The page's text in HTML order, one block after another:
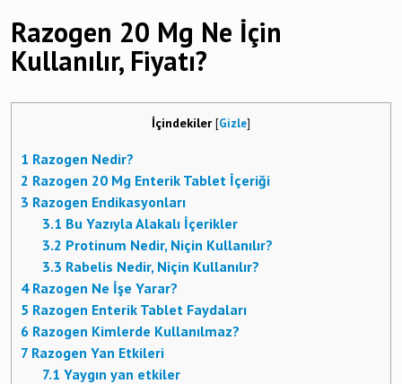
Razogen 20 Mg Ne İçin
Kullanılır, Fiyatı?
İçindekiler [Gizle]
1 Razogen Nedir?
2 Razogen 20 Mg Enterik Tablet İçeriği
3 Razogen Endikasyonları
3.1 Bu Yazıyla Alakalı İçerikler
3.2 Protinum Nedir, Niçin Kullanılır?
3.3 Rabelis Nedir, Niçin Kullanılır?
4Razogen Ne İşe Yarar?
5 Razogen Enterik Tablet Faydaları
6 Razogen Kimlerde Kullanılmaz?
7 Razogen Yan Etkileri
7.1 Yaygın yan etkiler